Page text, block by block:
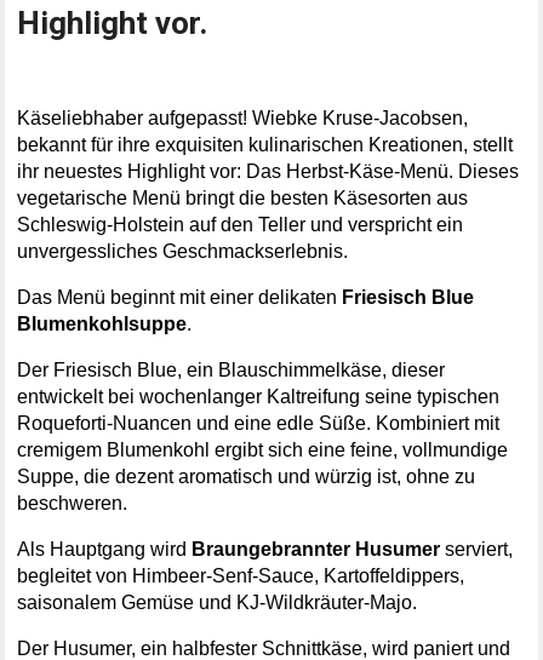
Highlight vor.
Käseliebhaber aufgepasst! Wiebke Kruse-Jacobsen,
bekannt für ihre exquisiten kulinarischen Kreationen, stellt
ihr neuestes Highlight vor: Das Herbst-Käse-Menü. Dieses
vegetarische Menü bringt die besten Käsesorten aus
Schleswig-Holstein auf den Teller und verspricht ein
unvergessliches Geschmackserlebnis.
Das Menü beginnt mit einer delikaten Friesisch Blue
Blumenkohlsuppe.
Der Friesisch Blue, ein Blauschimmelkäse, dieser
entwickelt bei wochenlanger Kaltreifung seine typischen
Roqueforti-Nuancen und eine edle Süße. Kombiniert mit
cremigem Blumenkohl ergibt sich eine feine, vollmundige
Suppe, die dezent aromatisch und würzig ist, ohne zu
beschweren.
Als Hauptgang wird Braungebrannter Husumer serviert,
begleitet von Himbeer-Senf-Sauce, Kartoffeldippers,
saisonalem Gemüse und KJ-Wildkräuter-Majo.
Der Husumer, ein halbfester Schnittkäse, wird paniert und